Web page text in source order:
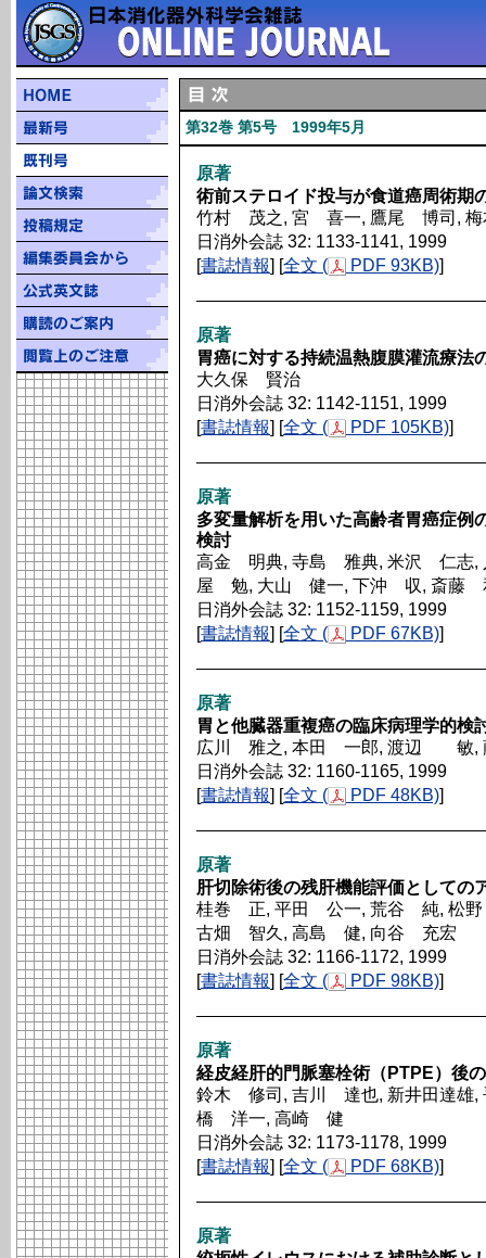
第32巻 第5号 1999年5月
原著
術前ステロイド投与が食道癌周術期
竹村 茂之, 宮 喜一, 鷹尾 博司,
日消外会誌 32: 1133-1141, 1999
[書誌情報] [全文 ( PDF 93KB)]
原著
胃癌に対する持続温熱腹膜灌流療法
大久保 賢治
日消外会誌 32: 1142-1151, 1999
[書誌情報] [全文 ( PDF 105KB)]
原著
多変量解析を用いた高齢者胃癌症例
検討
高金 明典, 寺島 雅典, 米沢 仁志
屋 勉, 大山 健一, 下沖 収, 斎藤
日消外会誌 32: 1152-1159, 1999
[書誌情報] [全文 ( PDF 67KB)]
原著
胃と他臓器重複癌の臨床病理学的検
広川 雅之, 本田 一郎, 渡辺 敏,
日消外会誌 32: 1160-1165, 1999
[書誌情報] [全文 ( PDF 48KB)]
原著
肝切除術後の残肝機能評価としての
桂巻 正, 平田 公一, 荒谷 純, 松
古畑 智久, 高島 健, 向谷 充宏
日消外会誌 32: 1166-1172, 1999
[書誌情報] [全文 ( PDF 98KB)]
原著
経皮経肝的門脈塞栓術（PTPE）後
鈴木 修司, 吉川 達也, 新井田達
橋 洋一, 高崎 健
日消外会誌 32: 1173-1178, 1999
[書誌情報] [全文 ( PDF 68KB)]
原著